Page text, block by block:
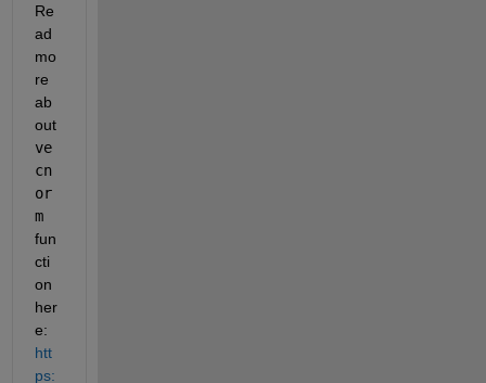
Re
ad
mo
re
ab
out
ve
cn
or
m
fun
cti
on
her
e:
htt
ps: